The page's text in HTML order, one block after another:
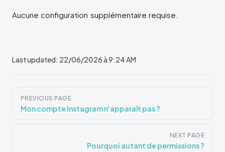
Aucune configuration supplémentaire requise.
Last updated: 22/06/2026 à 9:24 AM
PREVIOUS PAGE
Mon compte Instagram n'apparaît pas ?
NEXT PAGE
Pourquoi autant de permissions ?